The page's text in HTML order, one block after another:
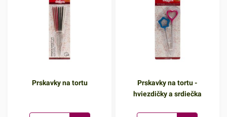
Prskavky na tortu
Prskavky na tortu -
hviezdičky a srdiečka